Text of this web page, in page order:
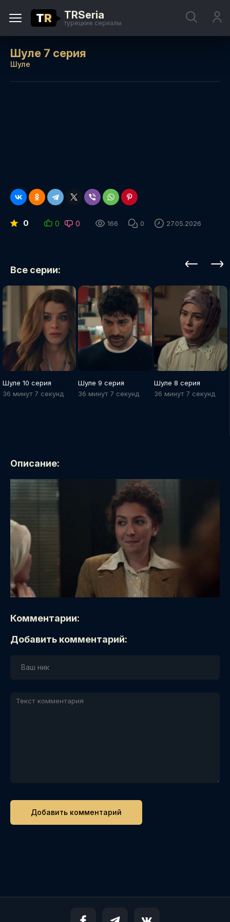
TR TRSeria
турецкие сериалы
Шуле 7 серия
Шуле
0 0 0 166 0 27.05.2026
Все серии:
Шуле 10 серия
36 минут 7 cекунд
Шуле 9 серия
36 минут 7 cекунд
Шуле 8 серия
36 минут 7 cекунд
Описание:
Комментарии:
Добавить комментарий: